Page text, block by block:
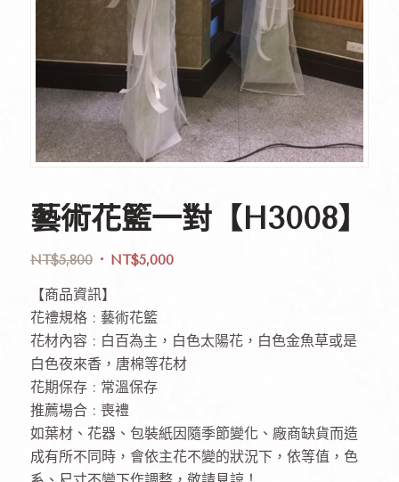
藝術花籃一對【H3008】
NT$5,800 NT$5,000
【商品資訊】
花禮規格 : 藝術花籃
花材內容 : 白百為主，白色太陽花，白色金魚草或是
白色夜來香，唐棉等花材
花期保存 : 常溫保存
推薦場合 : 喪禮
如葉材、花器、包裝紙因隨季節變化、廠商缺貨而造
成有所不同時，會依主花不變的狀況下，依等值，色